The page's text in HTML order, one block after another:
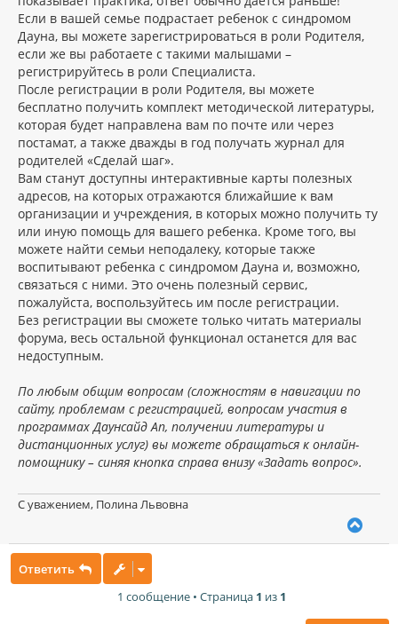
Если в вашей семье подрастает ребенок с синдромом
Дауна, вы можете зарегистрироваться в роли Родителя,
если же вы работаете с такими малышами –
регистрируйтесь в роли Специалиста.
После регистрации в роли Родителя, вы можете
бесплатно получить комплект методической литературы,
которая будет направлена вам по почте или через
постамат, а также дважды в год получать журнал для
родителей «Сделай шаг».
Вам станут доступны интерактивные карты полезных
адресов, на которых отражаются ближайшие к вам
организации и учреждения, в которых можно получить ту
или иную помощь для вашего ребенка. Кроме того, вы
можете найти семьи неподалеку, которые также
воспитывают ребенка с синдромом Дауна и, возможно,
связаться с ними. Это очень полезный сервис,
пожалуйста, воспользуйтесь им после регистрации.
Без регистрации вы сможете только читать материалы
форума, весь остальной функционал останется для вас
недоступным.
По любым общим вопросам (сложностям в навигации по
сайту, проблемам с регистрацией, вопросам участия в
программах Даунсайд Ап, получении литературы и
дистанционных услуг) вы можете обращаться к онлайн-
помощнику – синяя кнопка справа внизу «Задать вопрос».
С уважением, Полина Львовна
Ответить
1 сообщение • Страница 1 из 1